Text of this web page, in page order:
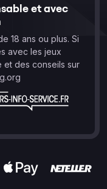
et avec
18 ans ou plus. Si
avec les jeux
des conseils sur